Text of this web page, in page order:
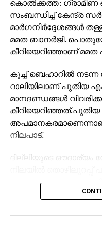
സി.പി.എം തന്നെ
DON'T MISS
കേരളത്തിലെ
പഠിപ്പിക്കുന്നത്…
കൊല്‍ക്കത്ത: ഗ്രാമീണ
സംബന്ധിച്ച് കേന്ദ്ര
മാര്‍ഗനിര്‍ദ്ദേശങ്ങള്‍
മമത ബാനര്‍ജി.
കീറിയെറിഞ്ഞാണ് മമത
കൂച്ച് ബെഹാറില്‍
റാലിയിലാണ് പുതിയ
മാനദണ്ഡങ്ങള്‍
നിലപാട്.
ദില്ലിയുടെ ഔദാര്യം
പറഞ്ഞു.
ദുര്‍ബലപ്പെടുത്താന്‍ ബി
ഫണ്ട് രാഷ്ട്രീയ